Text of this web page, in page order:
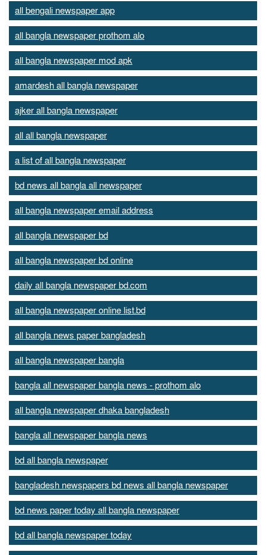
all bengali newspaper app
all bangla newspaper prothom alo
all bangla newspaper mod apk
amardesh all bangla newspaper
ajker all bangla newspaper
all all bangla newspaper
a list of all bangla newspaper
bd news all bangla all newspaper
all bangla newspaper email address
all bangla newspaper bd
all bangla newspaper bd online
daily all bangla newspaper bd.com
all bangla newspaper online list.bd
all bangla news paper bangladesh
all bangla newspaper bangla
bangla all newspaper bangla news - prothom alo
all bangla newspaper dhaka bangladesh
bangla all newspaper bangla news
bd all bangla newspaper
bangladesh newspapers bd news all bangla newspaper
bd news paper today all bangla newspaper
bd all bangla newspaper today